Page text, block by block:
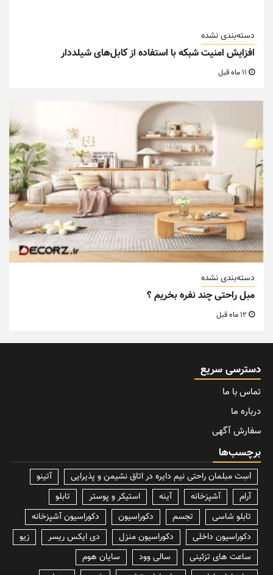
دسته‌بندی نشده
افزایش امنیت شبکه با استفاده از کابل‌های شیلددار
دسته‌بندی نشده
مبل راحتی چند نفره بخریم ؟
دسترسی سریع
تماس با ما
درباره ما
سفارش آگهی
برچسب‌ها
lسِت مبلمان راحتی نیم دایره در اتاق نشیمن و پذیرایی
آتینو
آرام
آشپزخانه آینه استیکر و پوستر
تابلو
تابلو شاسی
تجسم دکوراسیون
دکوراسیون آشپزخانه
دکوراسیون داخلی
دکوراسیون منزل دی ایکس ریسر
زیو
ساعت های تزئینی
سالی وود
سایان هوم